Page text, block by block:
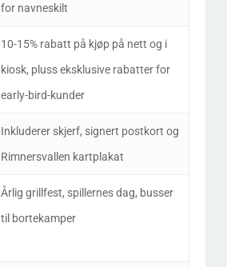
for navneskilt
10-15% rabatt på kjøp på nett og i
kiosk, pluss eksklusive rabatter for
early-bird-kunder
Inkluderer skjerf, signert postkort og
Rimnersvallen kartplakat
Årlig grillfest, spillernes dag, busser
til bortekamper